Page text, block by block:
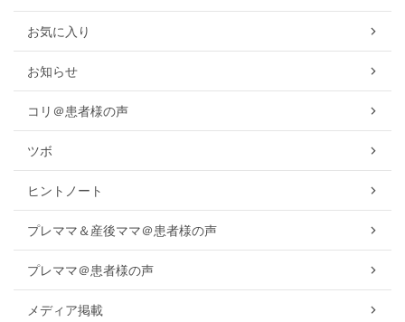
お気に入り
お知らせ
コリ＠患者様の声
ツボ
ヒントノート
プレママ＆産後ママ＠患者様の声
プレママ＠患者様の声
メディア掲載